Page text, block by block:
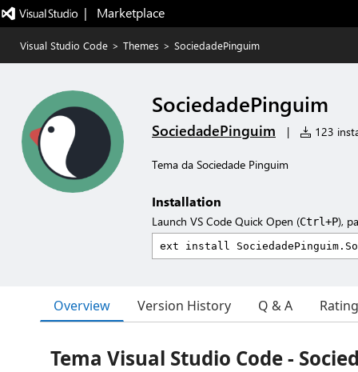
|   Marketplace
Visual Studio Code > Themes > SociedadePinguim
SociedadePinguim
SociedadePinguim | 123
Tema da Sociedade Pinguim
Installation
Launch VS Code Quick Open (Ctrl+P),
Overview Version History Q & A
Tema Visual Studio Code -